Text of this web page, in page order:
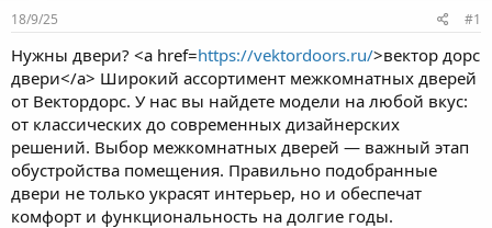
s
t
a
r
t
e
r
18/9/25 #1
Нужны двери? <a href=https://vektordoors.ru/>вектор дорс
двери</a> Широкий ассортимент межкомнатных дверей
от Вектордорс. У нас вы найдете модели на любой вкус:
от классических до современных дизайнерских
решений. Выбор межкомнатных дверей — важный этап
обустройства помещения. Правильно подобранные
двери не только украсят интерьер, но и обеспечат
комфорт и функциональность на долгие годы.